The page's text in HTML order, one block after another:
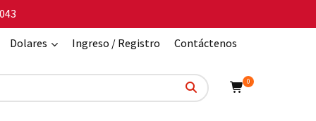
Dolares
Ingreso / Registro Contáctenos
0